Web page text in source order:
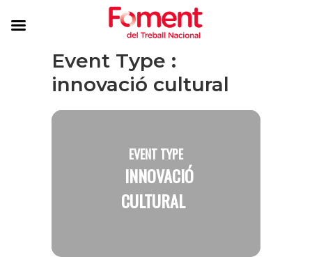
Event Type :
innovació cultural
EVENT TYPE
INNOVACIÓ
CULTURAL